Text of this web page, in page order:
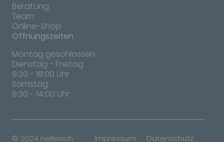
Beratung
Team
Online-Shop
Öffnungszeiten
Montag geschlossen
Dienstag - Freitag
9:30 - 18:00 Uhr
Samstag
9:30 - 14:00 Uhr
© 2024 hellwach Impressum Datenschutz